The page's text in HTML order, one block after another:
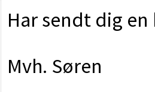
Har sendt dig en
Mvh. Søren